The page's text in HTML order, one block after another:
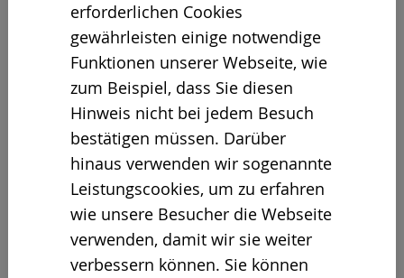
erforderlichen Cookies
gewährleisten einige notwendige
Funktionen unserer Webseite, wie
zum Beispiel, dass Sie diesen
Hinweis nicht bei jedem Besuch
bestätigen müssen. Darüber
hinaus verwenden wir sogenannte
Leistungscookies, um zu erfahren
wie unsere Besucher die Webseite
verwenden, damit wir sie weiter
verbessern können. Sie können